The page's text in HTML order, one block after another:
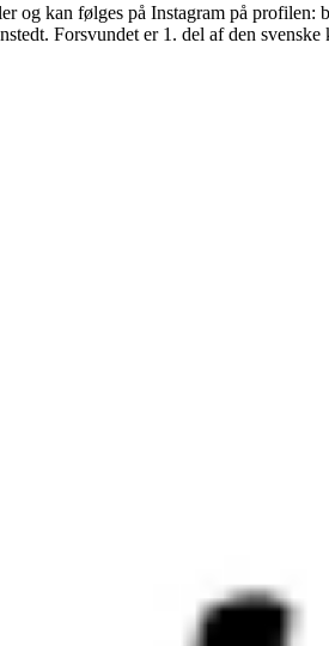
og kan følges på Instagram på
Forsvundet er 1. del af den